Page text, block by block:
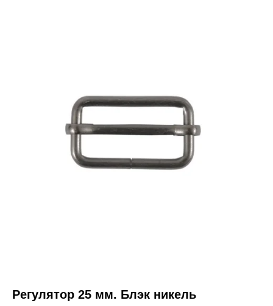
Регулятор 25 мм. Блэк никель